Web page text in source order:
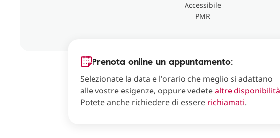
Accessibile
PMR
Prenota online un appuntamento:
Selezionate la data e l'orario che meglio si adattano
alle vostre esigenze, oppure vedetealtre disponibilità
Potete anche richiedere di essere richiamati.